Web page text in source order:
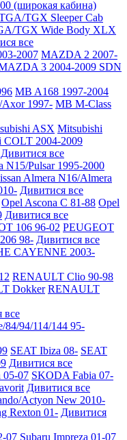
(широкая кабина)
TGX Sleeper Cab
TGX Wide Body XLX
все
2007 MAZDA 2 2007-
3 2004-2009 SDN
MB A168 1997-2004
1997- MB M-Class
ASX Mitsubishi
COLT 2004-2009
Дивитися все
N15/Pulsar 1995-2000
Almera N16/Almera
Дивитися все
Opel Ascona C 81-88 Opel
Дивитися все
106 96-02 PEUGEOT
98- Дивитися все
CAYENNE 2003-
RENAULT Clio 90-98
Dokker RENAULT
все
84/94/114/144 95-
SEAT Ibiza 08- SEAT
Дивитися все
05-07 SKODA Fabia 07-
Дивитися все
Actyon New 2010-
Rexton 01- Дивитися
07 Subaru Impreza 01-07